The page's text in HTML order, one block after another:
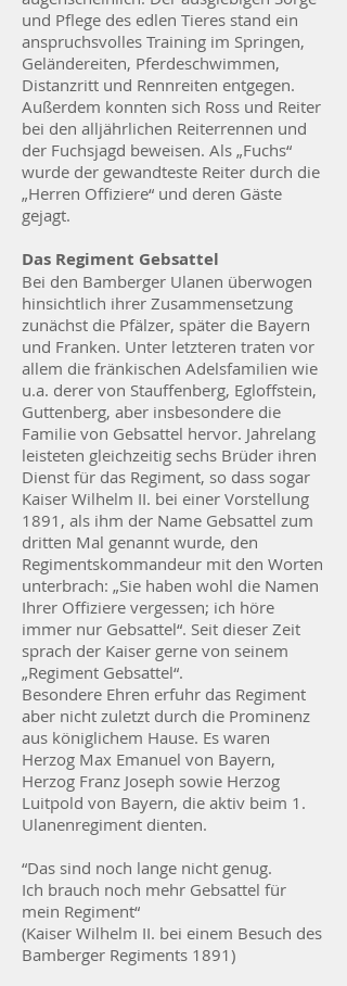
und Pflege des edlen Tieres stand ein
anspruchsvolles Training im Springen,
Geländereiten, Pferdeschwimmen,
Distanzritt und Rennreiten entgegen.
Außerdem konnten sich Ross und Reiter
bei den alljährlichen Reiterrennen und
der Fuchsjagd beweisen. Als „Fuchs“
wurde der gewandteste Reiter durch die
„Herren Offiziere“ und deren Gäste
gejagt.
Das Regiment Gebsattel
Bei den Bamberger Ulanen überwogen
hinsichtlich ihrer Zusammensetzung
zunächst die Pfälzer, später die Bayern
und Franken. Unter letzteren traten vor
allem die fränkischen Adelsfamilien wie
u.a. derer von Stauffenberg, Egloffstein,
Guttenberg, aber insbesondere die
Familie von Gebsattel hervor. Jahrelang
leisteten gleichzeitig sechs Brüder ihren
Dienst für das Regiment, so dass sogar
Kaiser Wilhelm II. bei einer Vorstellung
1891, als ihm der Name Gebsattel zum
dritten Mal genannt wurde, den
Regimentskommandeur mit den Worten
unterbrach: „Sie haben wohl die Namen
Ihrer Offiziere vergessen; ich höre
immer nur Gebsattel“. Seit dieser Zeit
sprach der Kaiser gerne von seinem
„Regiment Gebsattel“.
Besondere Ehren erfuhr das Regiment
aber nicht zuletzt durch die Prominenz
aus königlichem Hause. Es waren
Herzog Max Emanuel von Bayern,
Herzog Franz Joseph sowie Herzog
Luitpold von Bayern, die aktiv beim 1.
Ulanenregiment dienten.
“Das sind noch lange nicht genug.
Ich brauch noch mehr Gebsattel für
mein Regiment“
(Kaiser Wilhelm II. bei einem Besuch des
Bamberger Regiments 1891)